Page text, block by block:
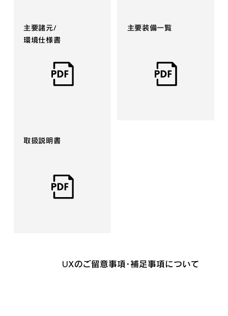
主要諸元/
環境仕様書​
主要装備一覧
取扱説明書
UXのご留意事項・補足事項について